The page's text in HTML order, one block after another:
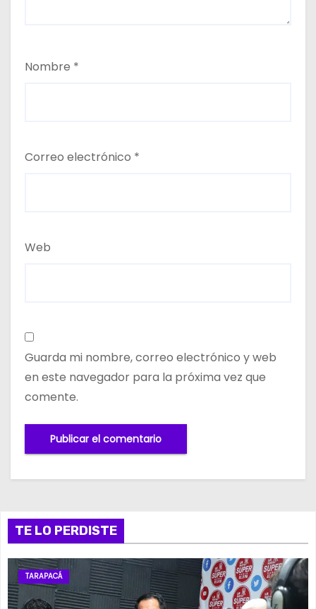
Nombre *
Correo electrónico *
Web
Guarda mi nombre, correo electrónico y web
en este navegador para la próxima vez que
comente.
TE LO PERDISTE
TARAPACÁ